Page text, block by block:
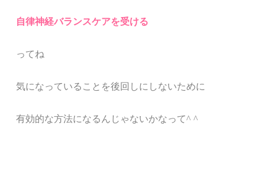
自律神経バランスケアを受ける
ってね
気になっていることを後回しにしないために
有効的な方法になるんじゃないかなって^ ^